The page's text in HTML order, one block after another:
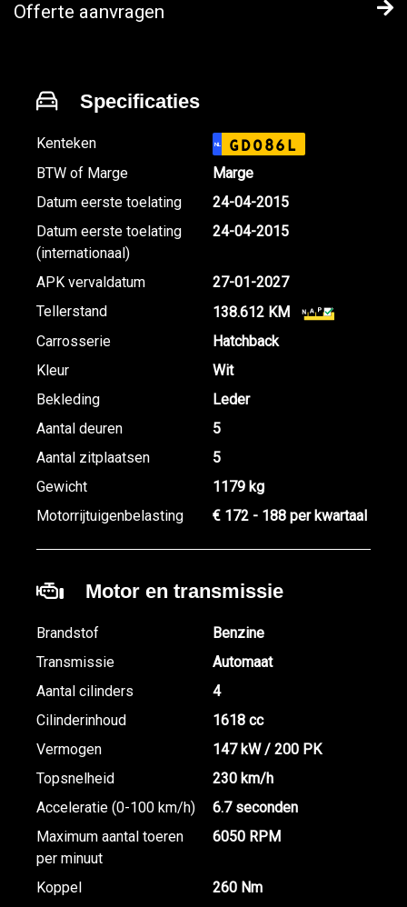
Offerte aanvragen
Specificaties
Kenteken NL GD086L
BTW of Marge
Marge
Datum eerste toelating
24-04-2015
Datum eerste toelating
(internationaal)
24-04-2015
APK vervaldatum
27-01-2027
Tellerstand
138.612 KM
Carrosserie
Hatchback
Kleur
Wit
Bekleding
Leder
Aantal deuren
5
Aantal zitplaatsen
5
Gewicht
1179 kg
Motorrijtuigenbelasting
€ 172 - 188 per kwartaal
Motor en transmissie
Brandstof
Benzine
Transmissie
Automaat
Aantal cilinders
4
Cilinderinhoud
1618 cc
Vermogen
147 kW / 200 PK
Topsnelheid
230 km/h
Acceleratie (0-100 km/h)
6.7 seconden
Maximum aantal toeren
per minuut
6050 RPM
Koppel
260 Nm